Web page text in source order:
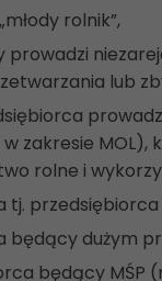
rolnik”,
prowadzi
lub
w zakresie
rolne i
będący dużym
będący MŚP